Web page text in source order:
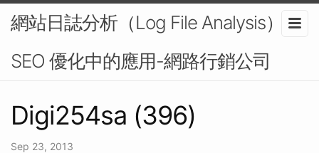
網站日誌分析（Log File Analysis）在
SEO 優化中的應用-網路行銷公司
Digi254sa (396)
Sep 23, 2013